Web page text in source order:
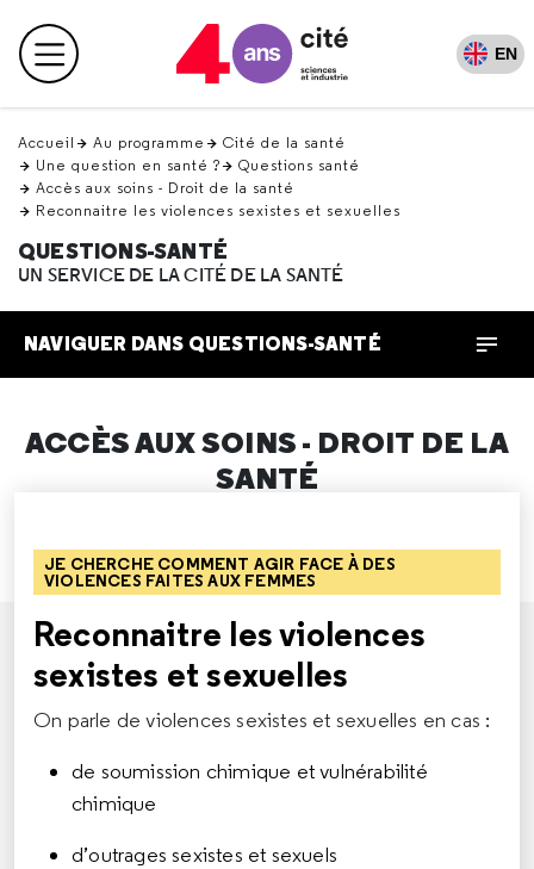
en
haut Menu principal EN
Accueil Au programme
Cité de la santé
Une question en santé ?
Questions santé
Accès aux soins - Droit de la santé
Reconnaitre les violences sexistes et sexuelles
QUESTIONS-SANTÉ
UN SERVICE DE LA CITÉ DE LA SANTÉ
NAVIGUER DANS QUESTIONS-SANTÉ
ACCÈS AUX SOINS - DROIT DE LA
SANTÉ
JE CHERCHE COMMENT AGIR FACE À DES
VIOLENCES FAITES AUX FEMMES
Reconnaitre les violences
sexistes et sexuelles
On parle de violences sexistes et sexuelles en cas :
de soumission chimique et vulnérabilité
chimique
d’outrages sexistes et sexuels